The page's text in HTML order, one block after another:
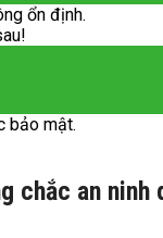
ổn định.
bảo mật.
chắc an ninh